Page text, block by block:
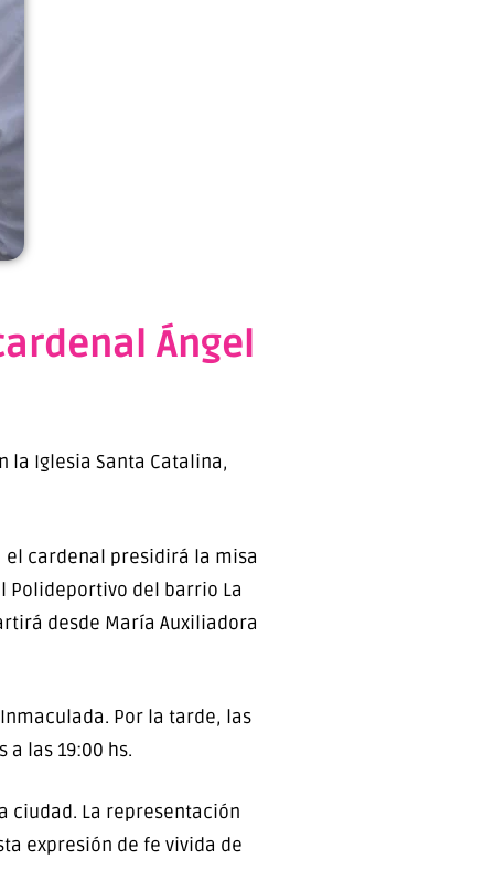
Ángel
la Iglesia Santa Catalina,
el cardenal presidirá la misa
Polideportivo del barrio La
desde María Auxiliadora
Por la tarde, las
a las 19:00 hs.
ciudad. La representación
expresión de fe vivida de